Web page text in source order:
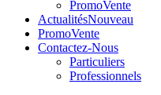
PromoVente
ActualitésNouveau
PromoVente
Contactez-Nous
Particuliers
Professionnels